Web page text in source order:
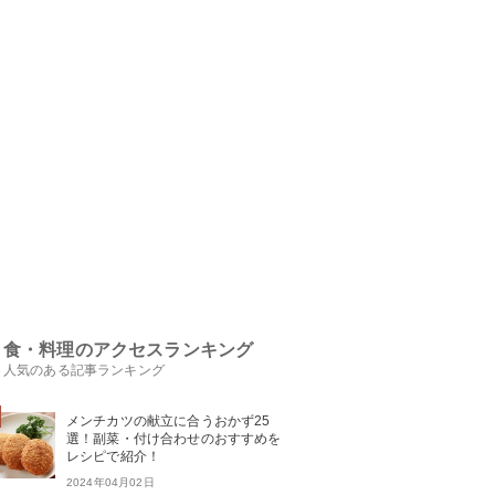
食・料理のアクセスランキング
人気のある記事ランキング
メンチカツの献立に合うおかず25
選！副菜・付け合わせのおすすめを
レシピで紹介！
2024年04月02日